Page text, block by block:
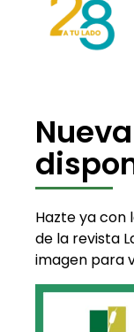
Hazte ya con
de la revista
imagen para